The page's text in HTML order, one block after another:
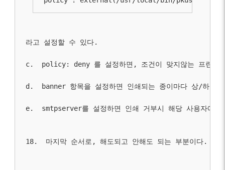
라고 설정할 수 있다.
c. policy: deny 를 설정하면, 조건이 맞지않는 프린트
d. banner 항목을 설정하면 인쇄되는 종이마다 상/하
e. smtpserver를 설정하면 인쇄 거부시 해당 사용자에
18.  마지막 순서로, 해도되고 안해도 되는 부분이다.  웹